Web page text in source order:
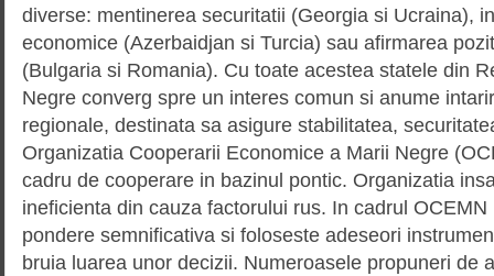
diverse: mentinerea securitatii (Georgia si Ucraina),
economice (Azerbaidjan si Turcia) sau afirmarea
(Bulgaria si Romania). Cu toate acestea statele din
Negre converg spre un interes comun si anume
regionale, destinata sa asigure stabilitatea,
Organizatia Cooperarii Economice a Marii Negre
cadru de cooperare in bazinul pontic. Organizatia
ineficienta din cauza factorului rus. In cadrul
pondere semnificativa si foloseste adeseori
bruia luarea unor decizii. Numeroasele propuneri de